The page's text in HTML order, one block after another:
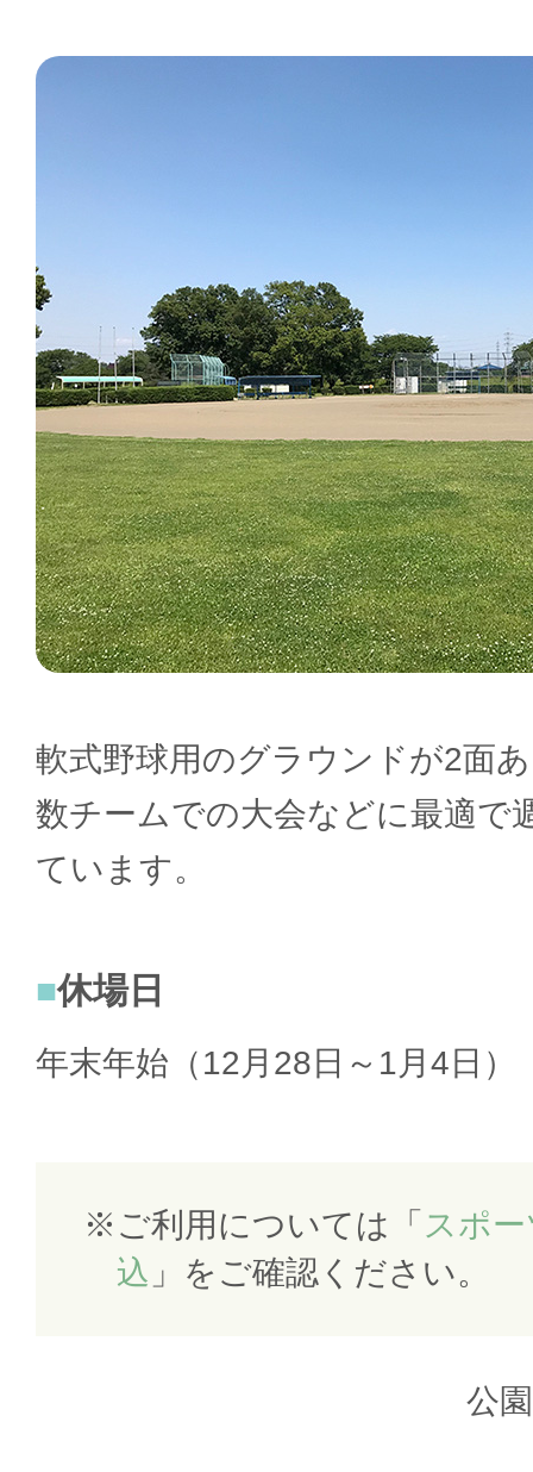
軟式野球用のグラウンドが2面
数チームでの大会などに最適で
ています。
休場日
年末年始（12月28日～1月4日）
ご利用については「 スポ
込 」をご確認ください。
公